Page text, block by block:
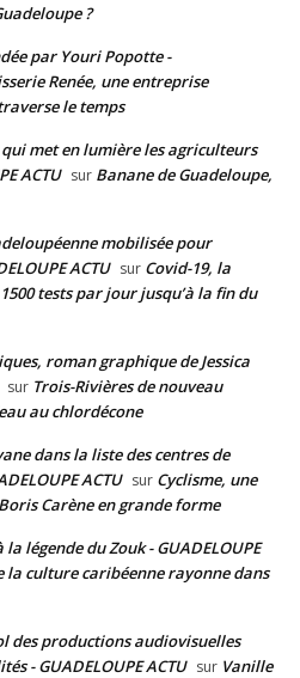
?
par Youri Popotte -
Renée, une entreprise
le temps
met en lumière les agriculteurs
ACTU sur Banane de Guadeloupe,
mobilisée pour
ACTU sur Covid-19, la
tests par jour jusqu’à la fin du
roman graphique de Jessica
sur Trois-Rivières de nouveau
au chlordécone
dans la liste des centres de
ACTU sur Cyclisme, une
Carène en grande forme
légende du Zouk - GUADELOUPE
la culture caribéenne rayonne dans
des productions audiovisuelles
- GUADELOUPE ACTU sur Vanille